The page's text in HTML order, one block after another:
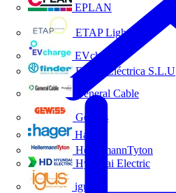
EPLAN
ETAP Lighting
EVcharge
Finder Eléctrica S.L.U
General Cable
Gewiss
Hager
HellermannTyton
Hyundai Electric
igus